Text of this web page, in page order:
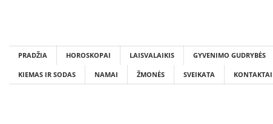
PRADŽIA HOROSKOPAI LAISVALAIKIS GYVENIMO GUDRYBĖS
KIEMAS IR SODAS NAMAI ŽMONĖS SVEIKATA KONTAKTAI